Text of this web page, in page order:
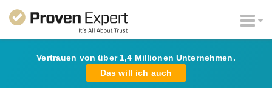
Vertrauen von über 1,4 Millionen Unternehmen.
Das will ich auch